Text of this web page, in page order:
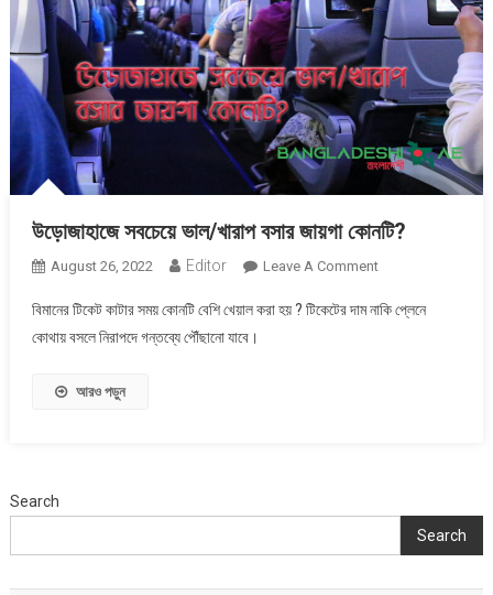
উড়োজাহাজে সবচেয়ে ভাল/খারাপ বসার জায়গা কোনটি?
August 26, 2022 Editor Leave A CommentOn
সবচেয়ে
বিমানের টিকেট কাটার সময় কোনটি বেশি খেয়াল করা হয় ? টিকেটের দাম নাকি প্লেনে
কোথায় বসলে নিরাপদে গন্তব্যে পৌঁছানো যাবে।
আরও পড়ুন
Search
Search